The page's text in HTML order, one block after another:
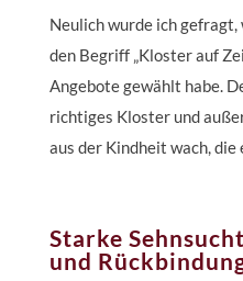
Neulich wurde ich
den Begriff „Kloster auf
Angebote gewählt habe.
richtiges Kloster und
aus der Kindheit wach,
Starke
und